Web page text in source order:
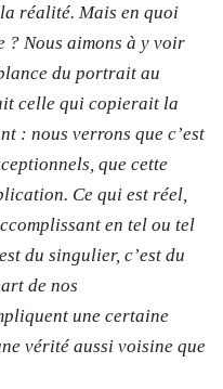
réalité. Mais en quoi
? Nous aimons à y voir
du portrait au
celle qui copierait la
: nous verrons que c’est
que cette
Ce qui est réel,
en tel ou tel
du singulier, c’est du
de nos
une certaine
vérité aussi voisine que